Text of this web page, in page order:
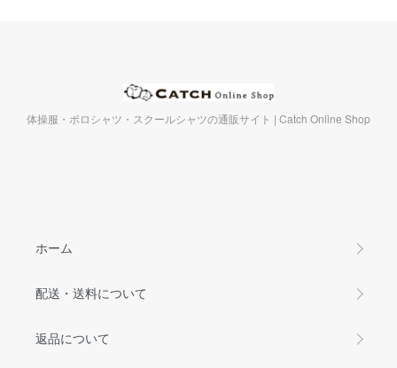
体操服・ポロシャツ・スクールシャツの通販サイト | Catch Online Shop
ホーム
配送・送料について
返品について